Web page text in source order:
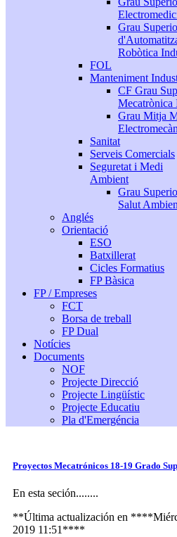
Grau
Robòtica
FOL
Manteniment
CF Grau
Mecatrònica
Grau Mitja
Sanitat
Serveis Comercials
Seguretat i Medi
Ambient
Grau
Salut
Anglés
Orientació
ESO
Batxillerat
Cicles Formatius
FP Bàsica
FP / Empreses
FCT
Borsa de treball
FP Dual
Notícies
Documents
NOF
Projecte Direcció
Projecte Lingüístic
Projecte Educatiu
Pla d'Emergéncia
Proyectos Mecatrónicos 18-19 Grado
En esta seción........
**Última actualización en
2019 11:51****